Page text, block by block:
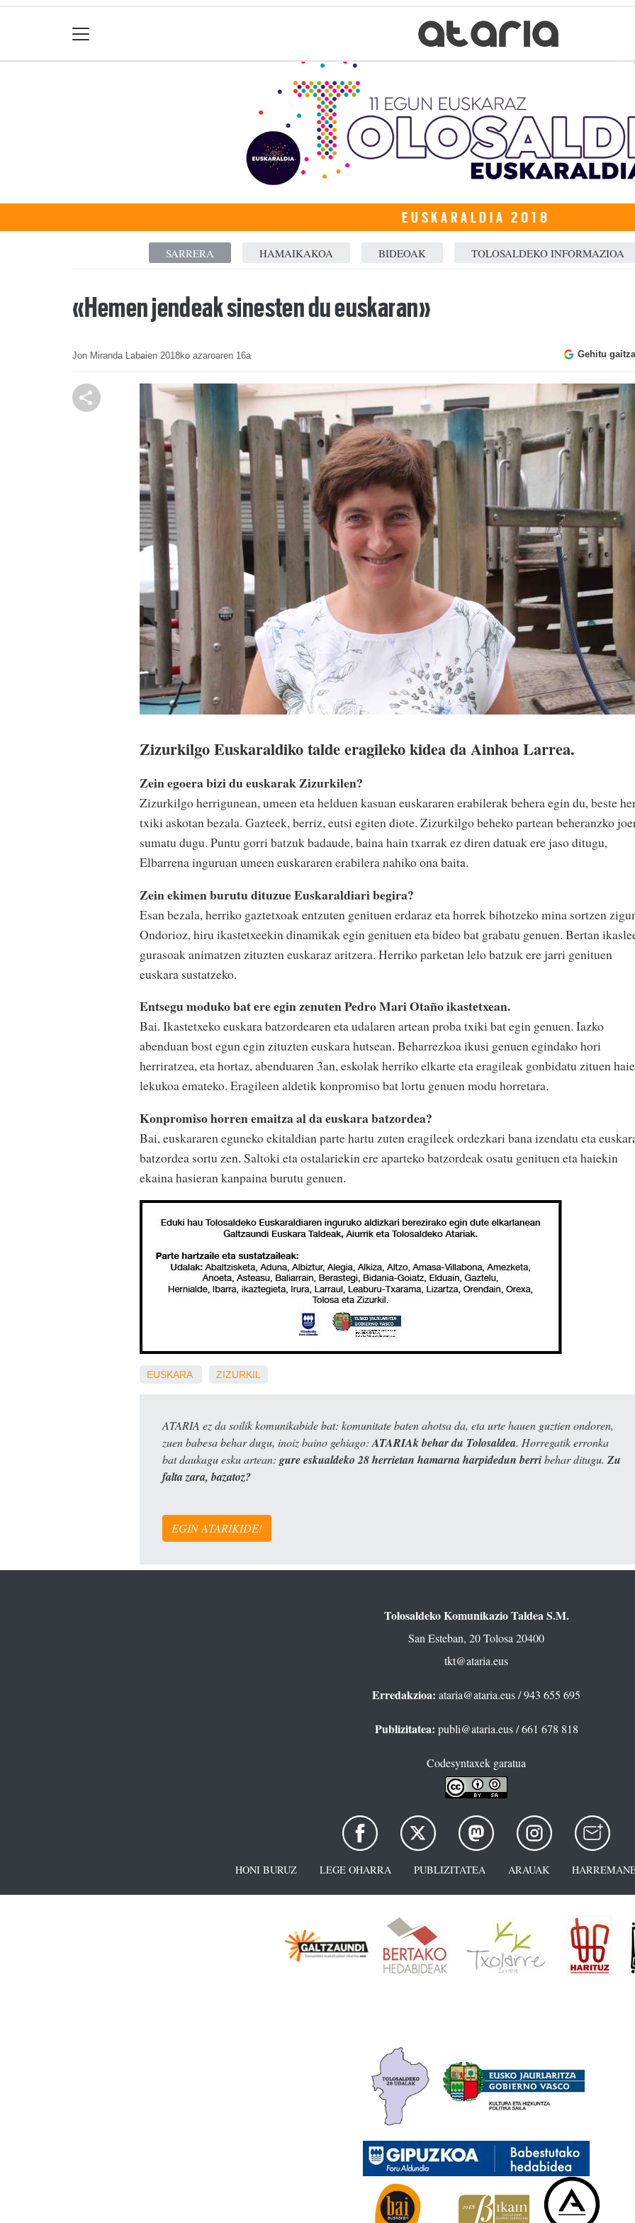
EUSKARALDIA 2018
SARRERA HAMAIKAKOA BIDEOAK TOLOSALDEKO INFORMAZIOA
«Hemen jendeak sinesten du euskaran»
Jon Miranda Labaien 2018ko azaroaren 16a Gehitu
Zizurkilgo Euskaraldiko talde eragileko kidea da Ainhoa Larrea.
Zein egoera bizi du euskarak Zizurkilen?
Zizurkilgo herrigunean, umeen eta helduen kasuan euskararen erabilerak behera egin du, beste
txiki askotan bezala. Gazteek, berriz, eutsi egiten diote. Zizurkilgo beheko partean beheranzko
sumatu dugu. Puntu gorri batzuk badaude, baina hain txarrak ez diren datuak ere jaso ditugu,
Elbarrena inguruan umeen euskararen erabilera nahiko ona baita.
Zein ekimen burutu dituzue Euskaraldiari begira?
Esan bezala, herriko gaztetxoak entzuten genituen erdaraz eta horrek bihotzeko mina sortzen
Ondorioz, hiru ikastetxeekin dinamikak egin genituen eta bideo bat grabatu genuen. Bertan
gurasoak animatzen zituzten euskaraz aritzera. Herriko parketan lelo batzuk ere jarri genituen
euskara sustatzeko.
Entsegu moduko bat ere egin zenuten Pedro Mari Otaño ikastetxean.
Bai. Ikastetxeko euskara batzordearen eta udalaren artean proba txiki bat egin genuen. Iazko
abenduan bost egun egin zituzten euskara hutsean. Beharrezkoa ikusi genuen egindako hori
herriratzea, eta hortaz, abenduaren 3an, eskolak herriko elkarte eta eragileak gonbidatu zituen
lekukoa emateko. Eragileen aldetik konpromiso bat lortu genuen modu horretara.
Konpromiso horren emaitza al da euskara batzordea?
Bai, euskararen eguneko ekitaldian parte hartu zuten eragileek ordezkari bana izendatu eta
batzordea sortu zen. Saltoki eta ostalariekin ere aparteko batzordeak osatu genituen eta haiekin
ekaina hasieran kanpaina burutu genuen.
EUSKARA ZIZURKIL
ATARIA ez da soilik komunikabide bat: komunitate baten ahotsa da, eta urte hauen guztien ondoren,
zuen babesa behar dugu, inoiz baino gehiago:ATARIAk behar du Tolosaldea. Horregatik erronka
bat daukagu esku artean: gure eskualdeko 28 herrietan hamarna harpidedun berribehar ditugu. Zu
falta zara, bazatoz?
EGIN ATARIKIDE!
Tolosaldeko Komunikazio Taldea S.M.
San Esteban, 20 Tolosa 20400
tkt@ataria.eus
Erredakzioa: ataria@ataria.eus/ 943 655 695
Publizitatea: publi@ataria.eus/ 661 678 818
Codesyntaxek garatua
HONI BURUZ LEGE OHARRA PUBLIZITATEA ARAUAK